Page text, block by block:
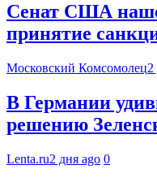
Сенат США
принятие
Московский Комсомолец2
В Германии
решению
Lenta.ru2 дня ago 0